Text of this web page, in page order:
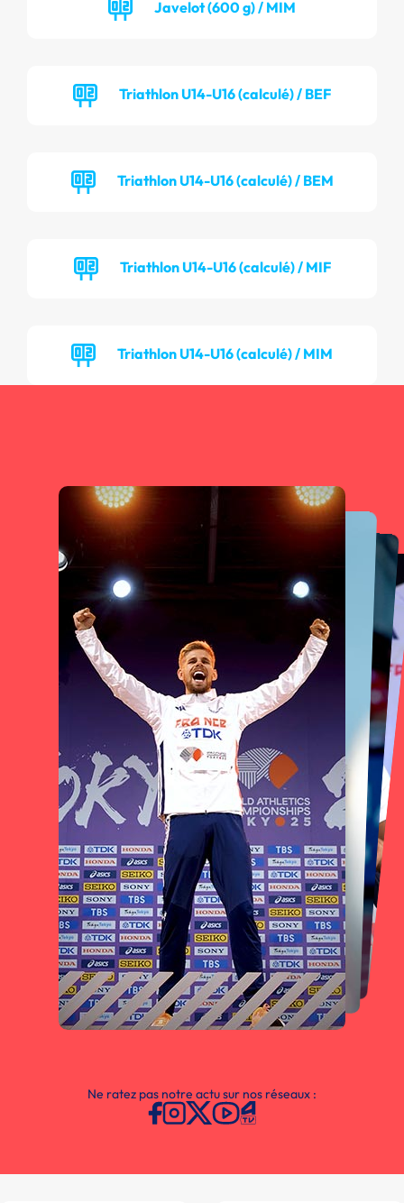
Javelot (600 g) / MIM
Triathlon U14-U16 (calculé) / BEF
Triathlon U14-U16 (calculé) / BEM
Triathlon U14-U16 (calculé) / MIF
Triathlon U14-U16 (calculé) / MIM
Ne ratez pas notre actu sur nos réseaux :